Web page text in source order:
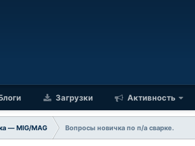
Загрузки Активность
— MIG/MAG
Вопросы новичка по п/а сварке.